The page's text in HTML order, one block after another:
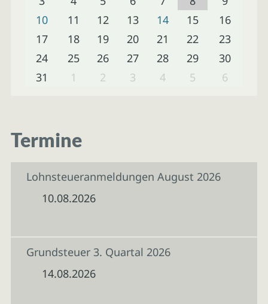
10
11 12 13 14 15
16
17
18 19 20 21 22
23
24
25 26 27 28 29
30
31
1 2 3 4 5 6
Termine
Lohnsteueranmeldungen August 2026
10.08.2026
Grundsteuer 3. Quartal 2026
14.08.2026